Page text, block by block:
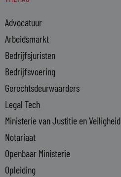
d
i
n
-
i
n
Advocatuur
Arbeidsmarkt
Bedrijfsjuristen
Bedrijfsvoering
Gerechtsdeurwaarders
Legal Tech
Ministerie van Justitie en Veiligheid
Notariaat
Openbaar Ministerie
Opleiding